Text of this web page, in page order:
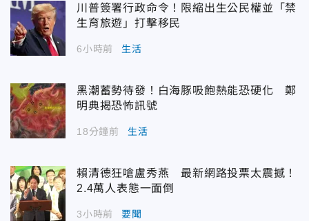
川普簽署行政命令！限縮出生公民權並「禁
生育旅遊」打擊移民
6小時前 生活
黑潮蓄勢待發！白海豚吸飽熱能恐硬化 鄭
明典揭恐怖訊號
18分鐘前 生活
賴清德狂嗆盧秀燕 最新網路投票太震撼！
2.4萬人表態一面倒
3小時前 要聞